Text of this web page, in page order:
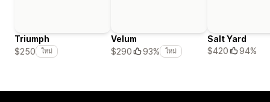
Triumph
$250
ใหม่
Velum
$290
93% ใหม่
Salt Yard
$420
94%